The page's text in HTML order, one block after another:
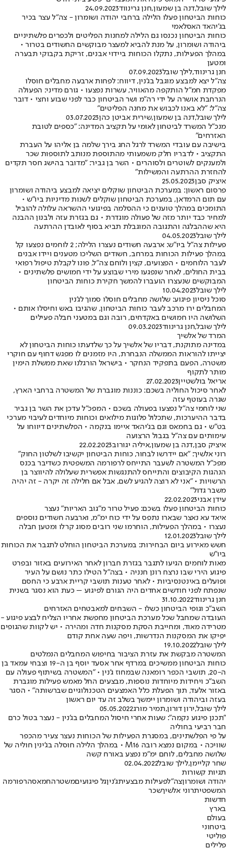
לילך שובל,דנה בן שמעון,חנן גרינווד24.09.2023
כוחות הביטחון פעלו הלילה ברחבי יהודה ושומרון - צה"ל עצר בכיר
בג'יהאד האסלאמי
כוחות הביטחון נכנסו גם הלילה למחנות הפליטים ולכפרים פלשתיניים
ביהודה ושומרון, על מנת להביא למעצר מבוקשים החשודים בטרור •
במהלך הפעילות, נתקלו הכוחות ביידוי אבנים, זריקת בקבוקי תבערה
ומטען
חנן גרינווד,לילך שובל07.09.2023
צה"ל יצא למבצע מוגבל בג'נין, דיווח: לפחות ארבעה מחבלים חוסלו
מפקדת חמ"ל הותקפה מהאוויר, עשרות נפצעו • גורם מדיני: הפעולה
הנרחבת אושרה על ידי רה"מ ושר הביטחון כבר לפני שבוע וחצי • דובר
צה"ל: "לא באנו לכבוש את מחנה הפליטים"
לילך שובל,דנה בן שמעון,שירית אביטן כהן03.07.2023
מנכ"ל המשרד לביטחון לאומי על תקציב המדינה: "כספים לטובת
האזרחים"
בישיבה עם עובדי המשרד לרגל החג בירך שלמה בן אליהו על העברת
התקציב • לדבריו חלק משמעותי מהתוספת מנותב לתוספות שכר
ולמענקים לשוטרים ולסוהרים • השר בן גביר: "מדובר בהישג חסר תקדים
להחזרת ההרתעה והמשילות"
איציק סבן25.05.2023
פרסום ראשון: במערכת הביטחון שוקלים יציאה למבצע ביהודה ושומרון
עם תום הרמדאן, במערכת הביטחון שוקלים לשנות מדיניות ביו"ש •
התומכים במהלך טוענים כי ההסלמה בפיגועי ההשראה עלולה להוביל
למחיר כבד יותר מזה של פעולה מוגדרת • גם בגזרת עזה ולבנון ההבנה
היא שההבלגה והתגובה המוגבלת תביא בסוף לאובדן ההרתעה
לילך שובל04.05.2023
פעילות צה"ל ביו"ש: ארבעה חשודים נעצרו הלילה; 2 לוחמים נפצעו קל
במהלך פעילות הכוחות במרחב, חשודים השליכו מטענים ויידו אבנים
לעבר הלוחמים • הפצועים, קצין ולוחם צה"ל, פונו לקבלת טיפול רפואי
בבית החולים, לאחר שנפגעו מירי שבוצע על ידי חמושים פלשתינים •
המבוקשים שנעצרו הועברו להמשך חקירת כוחות הביטחון
לילך שובל10.04.2023
סוכל ניסיון פיגוע: שלושה מחבלים חוסלו סמוך לג'נין
המחבלים ירו מרכב לעבר כוחות הביטחון, שהגיבו באש וחיסלו אותם •
השלושה היו חמושים באקדחים, רובה וגם במטעני חבלה פעילים
לילך שובל,חנן גרינווד09.03.2023
המרד של אלשיך
במדינה מתוקנת, דבריו של אלשיך על כך שלדעתו כוחות הביטחון לא
יצייתו להוראות הממשלה הנבחרת, היו מזמנים לו מפגש דחוף עם חוקרי
משטרה, הפעם בתפקיד הנחקר • בישראל הורגלנו שאת ממשלת הימין
מותר לתקוף
אריאל בולשטיין27.02.2023
לאחר סיכול החוליה בשכם: כוננות מוגברת של המשטרה ברחבי הארץ,
שגרה בעוטף עזה
שני לוחמי צה"ל נפצעו בפעולה בשכם • המפכ"ל עדכן את השר בן גביר
בדבר ההיערכות, שתכלול פלוגות מילואים וכוחות מיוחדים לעיבוי מערכי
בט״ש • גם בחמאס וגם בג'יהאד איימו בנקמה • הפלשתינים דיווחו על
עימותים עם צה"ל בגבול הרצועה
איציק סבן,דנה בן שמעון,איליה יגורוב22.02.2023
רוני אלשיך: "אם יידרשו לבחור, כוחות הביטחון יקשיבו לשלטון החוק"
מפכ"ל המשטרה לשעבר התייחס לרפורמה המשפטית כשדיבר בכנס
הנהגות הקיבוצים והתייחס להתנגשות אפשרית שעלולה להיווצר בן
הרשויות • "אני לא רוצה להגיע לשם, אבל אם חלילה זה יקרה - זה יהיה
משבר גדול"
עידן אבני22.02.2023
כוחות הביטחון פעלו בשכם: פעיל טרור מ"גוב האריות" נעצר
איאד עא נאצר שבארו נתפס על ידי כוח ימ"מ, וארבעה חשודים נוספים
נעצרו • במהלך הפעילות, הוחרמו שני רובים מסוג קרלו ומטען חבלה
לילך שובל12.01.2023
חשש מאירוע ביום הבחירות: במערכת הביטחון הוחלט לתגבר את הכוחות
ביו"ש
מאות לוחמים הגיעו לתגבר בגזרת חברון לאחר האירועים באזור ובפרט
פיגוע הירי שבו נרצח רונן חנניה • בצה"ל הטילו כתר נושם על העיר
ופועלים באינטנסיביות • לאחר טענות תושבי קריית ארבע כי החסם
שנפתח לפני חודשים אחדים היה הגורם לפיגוע – כעת הוא נסגר בשנית
חנן גרינווד31.10.2022
השב"כ וגופי הביטחון כשלו - השבחים למאבטחים האזרחים
העובדה שמחבל שכל מערכת הביטחון מחפשת אחריו הצליח לבצע פיגוע -
מטרידה מאוד, ומחייבת הסקת מסקנות חדה ומהירה • יש לקוות שהגופים
יפיקו את המסקנות הנדרשות, ויפה שעה אחת קודם
לילך שובל19.10.2022
המשטרה מבקשת את עזרת הציבור בחיפוש המחבלים הנמלטים
כוחות הביטחון ממשיכים במרדף אחר אסעד יוסף בן ה-19 וצבחי עמאד בן
ה-20, תושבי הכפר רומאנה שבמחוז ג'נין • "המשטרה בשיתוף פעולה עם
השב"כ ויחידות מיוחדות נוספות, מבצעים החל מאמש פעילות מוגברת
באזור אלעד, תוך הפעלת כלל האמצעים הטכנולוגיים שברשותה" • הסגר
בעזה וביהודה ושומרון יימשך בשלב זה עד יום ראשון
לילך שובל,ירון דורון,תמיר מורג05.05.2022
"תכנן פיגוע נקמה": שעות אחרי חיסול המחבלים בג'נין - נעצר בטול כרם
חבר רביעי בחוליה
על פי הפלשתינים, במסגרת הפעילות של הכוחות נעצר צעיר מהכפר
שוויכה • במקום נמצא רובה M16 • במהלך הלילה חוסלה בג'ינין חוליה של
שלושה מחבלים, לוחם ימ"מ נפצע באורח קשה
שחר קליימן,לילך שובל02.04.2022
תגיות קשורות
יהודה ושומרוןצה"לפעילות מבצעיתג'ניןגל פיגועיםמשטרהחמאסהרפורמה
המשפטיתרוני אלשיךשכר
חדשות
בארץ
בעולם
ביטחוני
פוליטי
פלילים